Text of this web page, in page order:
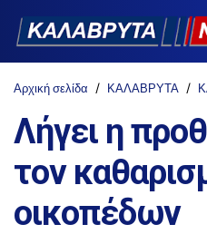
Αρχική σελίδα ΚΑΛΑΒΡΥΤΑ
Λήγει η
τον
οικοπέδων